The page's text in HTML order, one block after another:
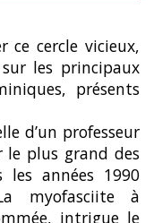
ce cercle vicieux,
les principaux
présents
d’un professeur
plus grand des
les années 1990
myofasciite à
intrigue le